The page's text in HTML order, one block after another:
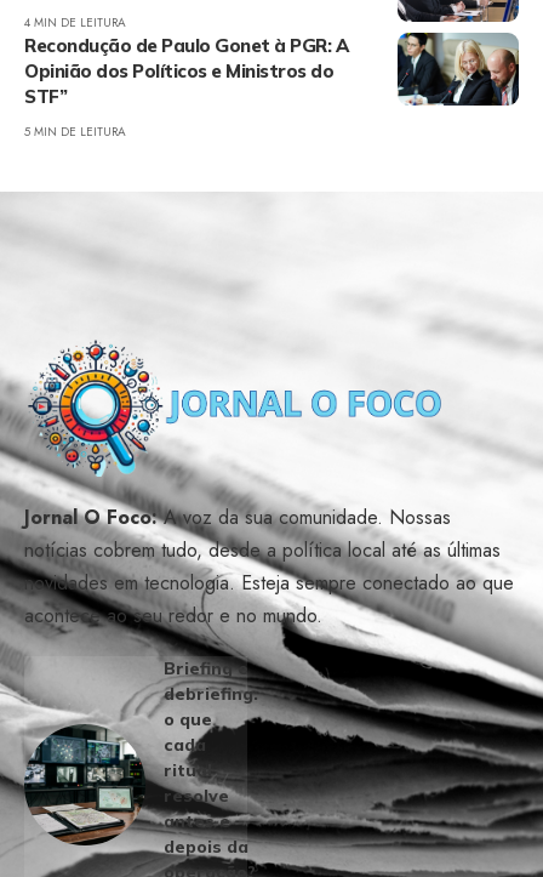
4 MIN DE LEITURA
Recondução de Paulo Gonet à PGR: A
Opinião dos Políticos e Ministros do
STF”
5 MIN DE LEITURA
Jornal O Foco:A voz da sua comunidade. Nossas
notícias cobrem tudo, desde a política local até as últimas
novidades em tecnologia. Esteja sempre conectado ao que
acontece ao seu redor e no mundo.
Briefing e
debriefing:
o que
cada
ritual
resolve
antes e
depois da
operação?